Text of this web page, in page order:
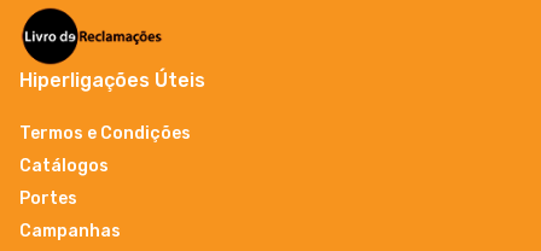
Hiperligações Úteis
Termos e Condições
Catálogos
Portes
Campanhas